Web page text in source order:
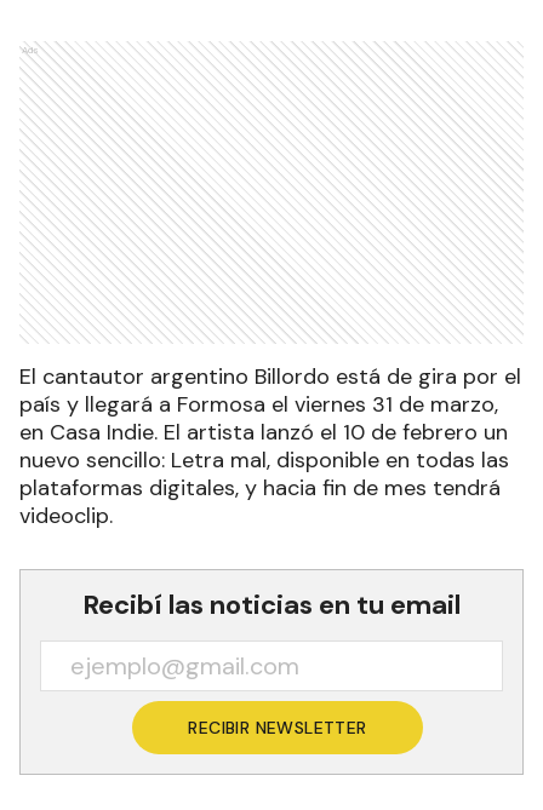
Ads
El cantautor argentino Billordo está de gira por el
país y llegará a Formosa el viernes 31 de marzo,
en Casa Indie. El artista lanzó el 10 de febrero un
nuevo sencillo: Letra mal, disponible en todas las
plataformas digitales, y hacia fin de mes tendrá
videoclip.
Recibí las noticias en tu email
RECIBIR NEWSLETTER